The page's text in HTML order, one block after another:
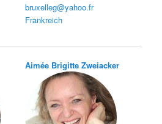
bruxelleg@yahoo.fr
Frankreich
Aimée Brigitte Zweiacker